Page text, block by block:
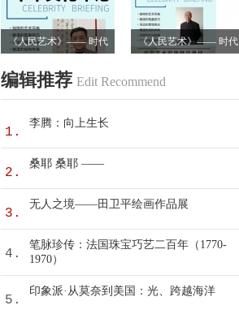
《人民艺术》—— 时代
专访沈志昂
《人民艺术》—— 时代
编辑推荐 Edit Recommend
1.
李腾：向上生长
2.
桑耶 桑耶 ——
3.
无人之境——田卫平绘画作品展
4.
笔脉珍传：法国珠宝巧艺二百年（1770-
1970）
5.
印象派·从莫奈到美国：光、跨越海洋